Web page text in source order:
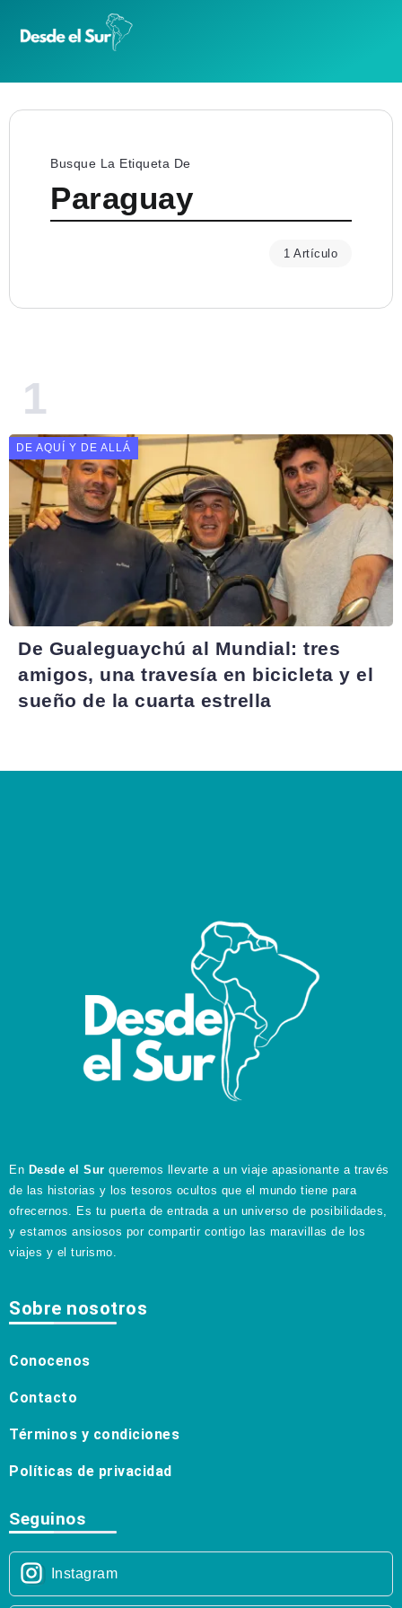
Busque La Etiqueta De
Paraguay
1 Artículo
DE AQUÍ Y DE ALLÁ
De Gualeguaychú al Mundial: tres
amigos, una travesía en bicicleta y el
sueño de la cuarta estrella
En Desde el Sur queremos llevarte a un viaje apasionante a través
de las historias y los tesoros ocultos que el mundo tiene para
ofrecernos. Es tu puerta de entrada a un universo de posibilidades,
y estamos ansiosos por compartir contigo las maravillas de los
viajes y el turismo.
Sobre nosotros
Conocenos
Contacto
Términos y condiciones
Políticas de privacidad
Seguinos
Instagram